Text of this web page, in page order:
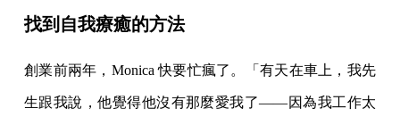
找到自我療癒的方法
創業前兩年，Monica 快要忙瘋了。「有天在車上，我先
生跟我說，他覺得他沒有那麼愛我了——因為我工作太